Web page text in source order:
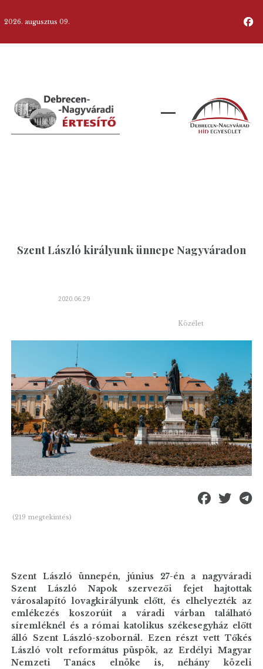
2026. augusztus 09.
Szent László királyunk ünnepe Nagyváradon
2020.06.29
Közélet
(219 megtekintés)
Szent László ünnepén, június 27-én a nagyváradi
Szent László Napok szervezői fejet hajtottak
városalapító lovagkirályunk előtt, és elhelyezték az
emlékezés koszorúit a váradi várban található
síremléknél és a római katolikus székesegyház előtt
álló Szent László-szobornál. Ezen részt vett Tőkés
László volt református püspök, az Erdélyi Magyar
Nemzeti Tanács elnöke is, néhány közeli